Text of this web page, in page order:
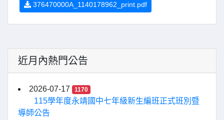
376470000A_1140178962_print.pdf
近月內熱門公告
2026-07-17 1170
115學年度永靖國中七年級新生編班正式班別暨
導師公告